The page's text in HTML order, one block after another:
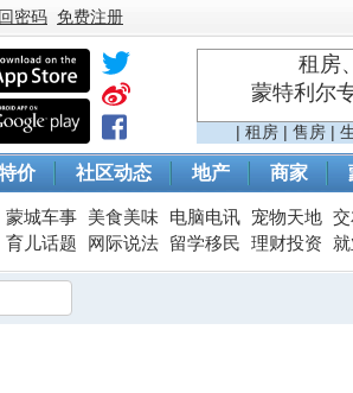
密码 免费注册
租房
蒙特利尔
| 租房 | 售房 |
价 社区动态 地产 商家
蒙城车事 美食美味 电脑电讯 宠物天地
育儿话题 网际说法 留学移民 理财投资